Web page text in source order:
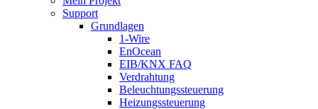
Support
Grundlagen
1-Wire
EnOcean
EIB/KNX FAQ
Verdrahtung
Beleuchtungssteuerung
Heizungssteuerung